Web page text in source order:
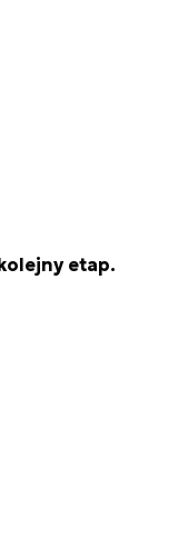
etap.